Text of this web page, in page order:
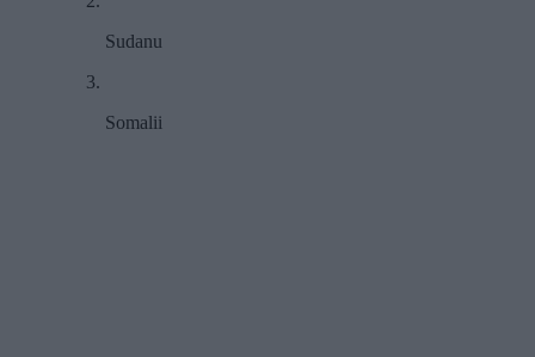
Sudanu
Somalii